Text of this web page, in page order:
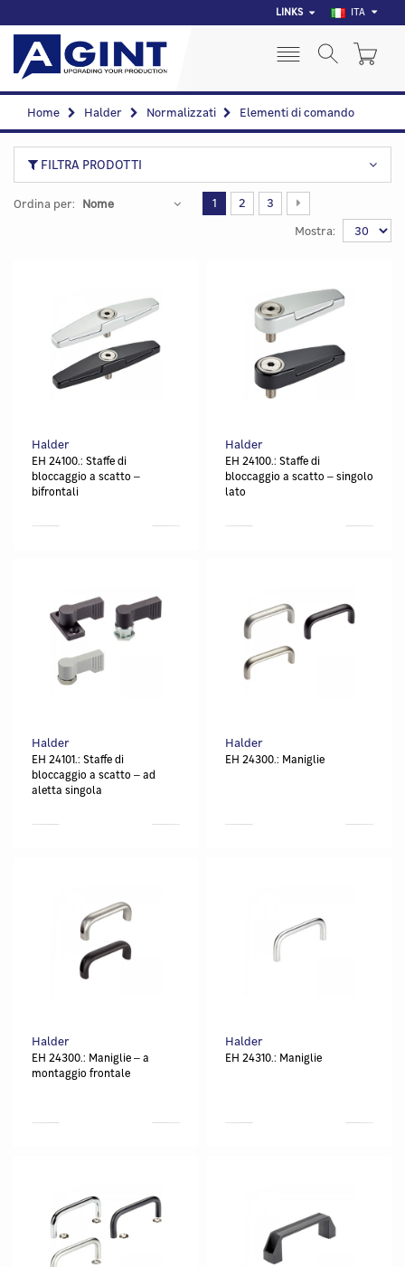
ITA
LINKS
Home Halder Normalizzati Elementi di comando
FILTRA PRODOTTI
Ordina per: 1 2 3
Mostra:
Halder
EH 24100.: Staffe di
bloccaggio a scatto ‒
bifrontali
Halder
EH 24100.: Staffe di
bloccaggio a scatto ‒ singolo
lato
Halder
EH 24101.: Staffe di
bloccaggio a scatto ‒ ad
aletta singola
Halder
EH 24300.: Maniglie
Halder
EH 24300.: Maniglie ‒ a
montaggio frontale
Halder
EH 24310.: Maniglie